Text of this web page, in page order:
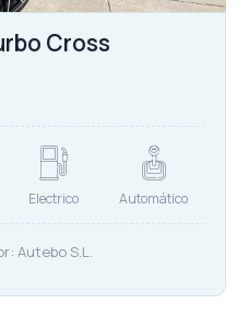
Cross
Electrico Automático
Autebo S.L.